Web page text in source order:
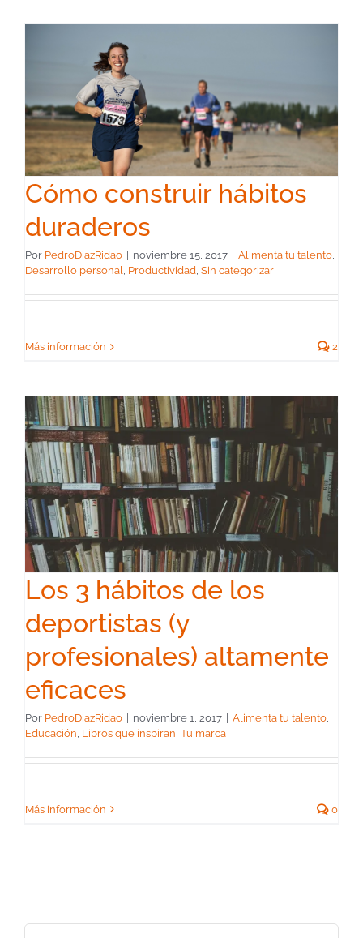
Cómo construir hábitos
duraderos
Por PedroDiazRidao noviembre 15, 2017 Alimenta tu talento,
Desarrollo personal, Productividad, Sin categorizar
Más información 2
Los 3 hábitos de los
deportistas (y
profesionales) altamente
eficaces
Por PedroDiazRidao noviembre 1, 2017 Alimenta tu talento
Educación Libros que inspiran Tu marca
Más información 0